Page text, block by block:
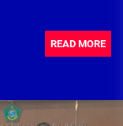
READ MORE